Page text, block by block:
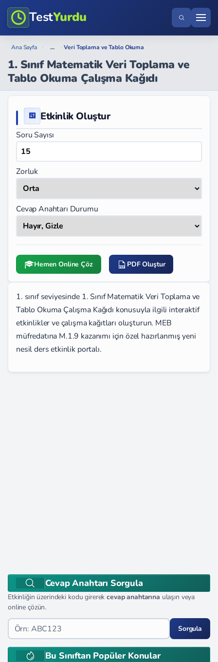
TestYurdu
Ana Sayfa › ... › Veri Toplama ve Tablo Okuma
1. Sınıf Matematik Veri Toplama ve
Tablo Okuma Çalışma Kağıdı
Etkinlik Oluştur
Soru Sayısı
Zorluk
Cevap Anahtarı Durumu
Hemen Online Çöz PDF Oluştur
1. sınıf seviyesinde 1. Sınıf Matematik Veri Toplama ve
Tablo Okuma Çalışma Kağıdı konusuyla ilgili interaktif
etkinlikler ve çalışma kağıtları oluşturun. MEB
müfredatına M.1.9 kazanımı için özel hazırlanmış yeni
nesil ders etkinlik portalı.
Cevap Anahtarı Sorgula
Etkinliğin üzerindeki kodu girerekcevap anahtarına ulaşın veya
online çözün.
Sorgula
Bu Sınıftan Popüler Konular